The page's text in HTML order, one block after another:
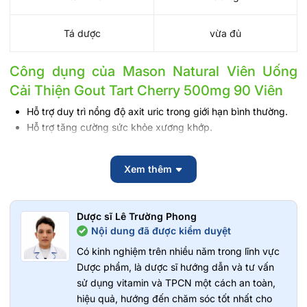
Tá dược vừa đủ
Công dụng của Mason Natural Viên Uống
Cải Thiện Gout Tart Cherry 500mg 90 Viên
Hỗ trợ duy trì nồng độ axit uric trong giới hạn bình thường.
Hỗ trợ tăng cường sức khỏe xương khớp.
Hỗ trợ chống oxy hóa và bảo vệ tế bào trước tác động của
Bổ sung các dưỡng chất từ thiên nhiên giúp cơ thể duy trì
trạng thái khỏe mạnh.
Đối tượng sử dụng Mason Natural Viên Uống
Cải Thiện Gout Tart Cherry 500mg 90 Viên?
Xem thêm
Dược sĩ Lê Trường Phong
Nội dung đã được kiểm duyệt
Có kinh nghiệm trên nhiều năm trong lĩnh vực
Dược phẩm, là dược sĩ hướng dẫn và tư vấn
sử dụng vitamin và TPCN một cách an toàn,
hiệu quả, hướng đến chăm sóc tốt nhất cho